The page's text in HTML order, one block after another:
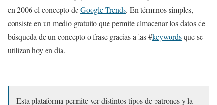
en 2006 el concepto deGoogle Trends. En términos simples,
consiste en un medio gratuito que permite almacenar los datos de
búsqueda de un concepto o frase gracias a las #keywordsque se
utilizan hoy en día.
Esta plataforma permite ver distintos tipos de patrones y la